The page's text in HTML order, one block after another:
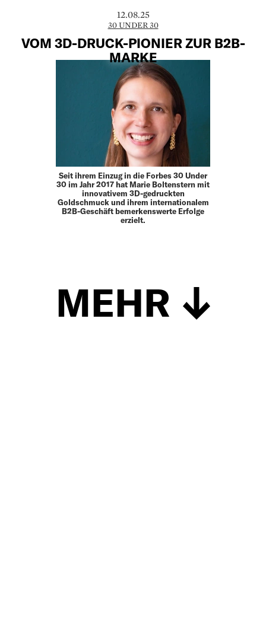
12.08.25
30 UNDER 30
VOM 3D-DRUCK-PIONIER ZUR B2B-
MARKE
Seit ihrem Einzug in die Forbes 30 Under
30 im Jahr 2017 hat Marie Boltenstern mit
innovativem 3D-gedruckten
Goldschmuck und ihrem internationalem
B2B-Geschäft bemerkenswerte Erfolge
erzielt.
MEHR